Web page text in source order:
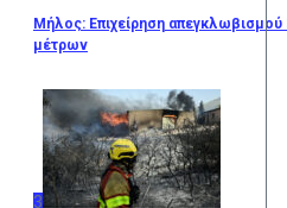
Μήλος: Επιχείρηση
μέτρων
3